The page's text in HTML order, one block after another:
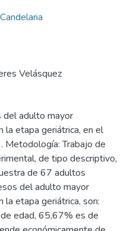
Velásquez
del adulto mayor
la etapa geriátrica, en el
Metodología: Trabajo de
de tipo descriptivo,
de 67 adultos
del adulto mayor
la etapa geriátrica, son:
edad, 65,67% es de